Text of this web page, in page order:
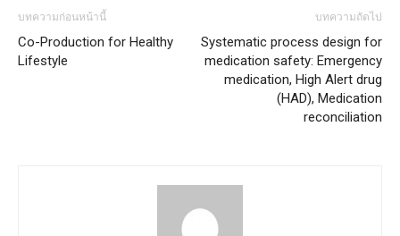
บทความก่อนหน้านี้
Co-Production for Healthy
Lifestyle
บทความถัดไป
Systematic process design for
medication safety: Emergency
medication, High Alert drug
(HAD), Medication
reconciliation